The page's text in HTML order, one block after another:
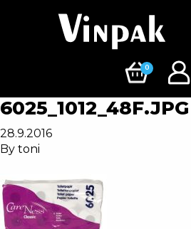
0
6025_1012_48F.JPG
28.9.2016
By toni